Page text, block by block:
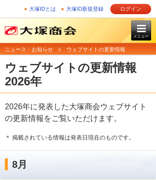
大塚IDとは 大塚ID新規登録 ログイン
メニュー
ニュース・お知らせ ウェブサイトの更新情報
ウェブサイトの更新情報
2026年
2026年に発表した大塚商会ウェブサイト
の更新情報をご覧いただけます。
＊ 掲載されている情報は発表日現在のものです。
8月